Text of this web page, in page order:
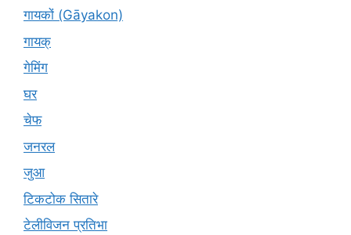
गायकों (Gāyakon)
गायक्
गेमिंग
घर
चेफ
जनरल
जुआ
टिकटोक सितारे
टेलीविजन प्रतिभा